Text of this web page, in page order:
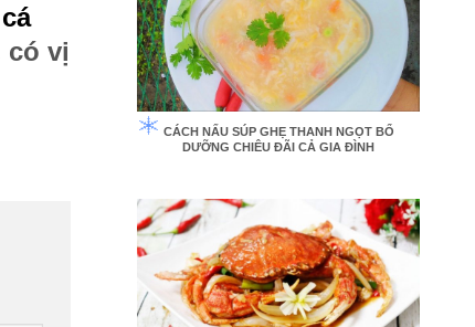
cá
có vị
CÁCH NẤU SÚP GHẸ THANH NGỌT BỔ
DƯỠNG CHIÊU ĐÃI CẢ GIA ĐÌNH